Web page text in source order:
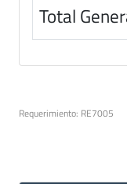
Total
Requerimiento: RE7005